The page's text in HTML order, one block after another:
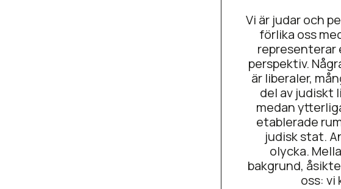
Vi är judar och
förlika oss
representerar
perspektiv.
är liberaler,
del av judiskt
medan
etablerade
judisk stat.
olycka.
bakgrund,
oss: vi